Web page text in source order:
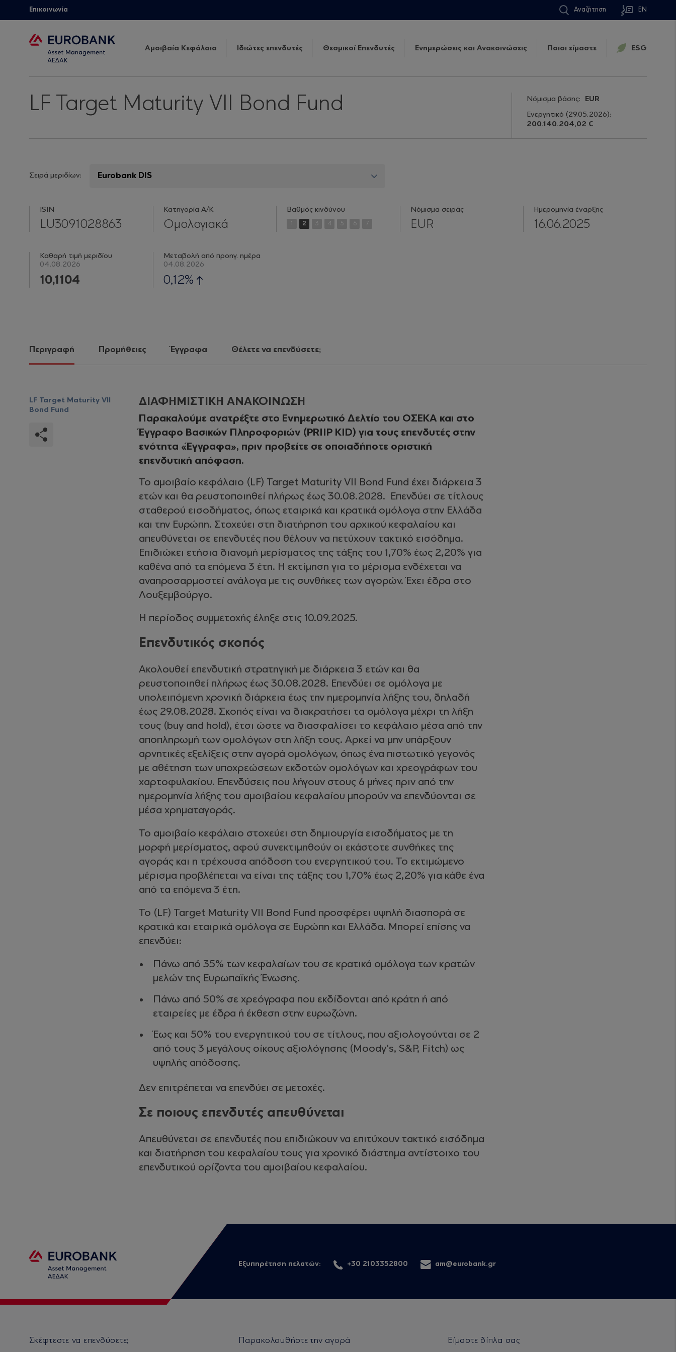
Επικοινωνία Αναζήτηση EN
Αμοιβαία Κεφάλαια Ιδιώτες επενδυτές Θεσμικοί Επενδυτές Ενημερώσεις και Ανακοινώσεις Ποιοι είμαστε ESG
LF Target Maturity VII Bond Fund Νόμισμα βάσης:
EUR
Ενεργητικό (29.05.2026):
200.140.204,02 €
Σειρά μεριδίων:
ISIN
LU3091028863
Κατηγορία Α/Κ
Ομολογιακά
Βαθμός κινδύνου
2 3 4 5 6 7
Νόμισμα σειράς
EUR
Ημερομηνία έναρξης
16.06.2025
Καθαρή τιμή μεριδίου
04.08.2026
10,1104
Μεταβολή από προηγ. ημέρα
04.08.2026
0,12%
Περιγραφή Προμήθειες Έγγραφα Θέλετε να επενδύσετε;
LF Target Maturity VII
Bond Fund
ΔΙΑΦΗΜΙΣΤΙΚΗ ΑΝΑΚΟΙΝΩΣΗ
Παρακαλούμε ανατρέξτε στο Ενημερωτικό Δελτίο του ΟΣΕΚΑ και στο
Έγγραφο Βασικών Πληροφοριών (PRIIP KID) για τους επενδυτές στην
ενότητα «Έγγραφα», πριν προβείτε σε οποιαδήποτε οριστική
επενδυτική απόφαση.
Το αμοιβαίο κεφάλαιο (LF) Target Maturity VIΙ Bond Fund έχει διάρκεια 3
ετών και θα ρευστοποιηθεί πλήρως έως 30.08.2028. Επενδύει σε τίτλους
σταθερού εισοδήματος, όπως εταιρικά και κρατικά ομόλογα στην Ελλάδα
και την Ευρώπη. Στοχεύει στη διατήρηση του αρχικού κεφαλαίου και
απευθύνεται σε επενδυτές που θέλουν να πετύχουν τακτικό εισόδημα.
Επιδιώκει ετήσια διανομή μερίσματος της τάξης του 1,70% έως 2,20% για
καθένα από τα επόμενα 3 έτη. Η εκτίμηση για το μέρισμα ενδέχεται να
αναπροσαρμοστεί ανάλογα με τις συνθήκες των αγορών. Έχει έδρα στο
Λουξεμβούργο.
Η περίοδος συμμετοχής έληξε στις 10.09.2025.
Επενδυτικός σκοπός
Ακολουθεί επενδυτική στρατηγική με διάρκεια 3 ετών και θα
ρευστοποιηθεί πλήρως έως 30.08.2028. Επενδύει σε ομόλογα με
υπολειπόμενη χρονική διάρκεια έως την ημερομηνία λήξης του, δηλαδή
έως 29.08.2028. Σκοπός είναι να διακρατήσει τα ομόλογα μέχρι τη λήξη
τους (buy and hold), έτσι ώστε να διασφαλίσει το κεφάλαιο μέσα από την
αποπληρωμή των ομολόγων στη λήξη τους. Αρκεί να μην υπάρξουν
αρνητικές εξελίξεις στην αγορά ομολόγων, όπως ένα πιστωτικό γεγονός
με αθέτηση των υποχρεώσεων εκδοτών ομολόγων και χρεογράφων του
χαρτοφυλακίου. Επενδύσεις που λήγουν στους 6 μήνες πριν από την
ημερομηνία λήξης του αμοιβαίου κεφαλαίου μπορούν να επενδύονται σε
μέσα χρηματαγοράς.
Το αμοιβαίο κεφάλαιο στοχεύει στη δημιουργία εισοδήματος με τη
μορφή μερίσματος, αφού συνεκτιμηθούν οι εκάστοτε συνθήκες της
αγοράς και η τρέχουσα απόδοση του ενεργητικού του. Το εκτιμώμενο
μέρισμα προβλέπεται να είναι της τάξης του 1,70% έως 2,20% για κάθε ένα
από τα επόμενα 3 έτη.
Το (LF) Target Maturity VII Bond Fund προσφέρει υψηλή διασπορά σε
κρατικά και εταιρικά ομόλογα σε Ευρώπη και Ελλάδα. Μπορεί επίσης να
επενδύει:
Πάνω από 35% των κεφαλαίων του σε κρατικά ομόλογα των κρατών
μελών της Ευρωπαϊκής Ένωσης.
Πάνω από 50% σε χρεόγραφα που εκδίδονται από κράτη ή από
εταιρείες με έδρα ή έκθεση στην ευρωζώνη.
Έως και 50% του ενεργητικού του σε τίτλους, που αξιολογούνται σε 2
από τους 3 μεγάλους οίκους αξιολόγησης (Moody's, S&P, Fitch) ως
υψηλής απόδοσης.
Δεν επιτρέπεται να επενδύει σε μετοχές.
Σε ποιους επενδυτές απευθύνεται
Απευθύνεται σε επενδυτές που επιδιώκουν να επιτύχουν τακτικό εισόδημα
και διατήρηση του κεφαλαίου τους για χρονικό διάστημα αντίστοιχο του
επενδυτικού ορίζοντα του αμοιβαίου κεφαλαίου.
Εξυπηρέτηση πελατών: +30 2103352800 am@eurobank.gr
Σκέφτεστε να επενδύσετε; Παρακολουθήστε την αγορά Είμαστε δίπλα σας